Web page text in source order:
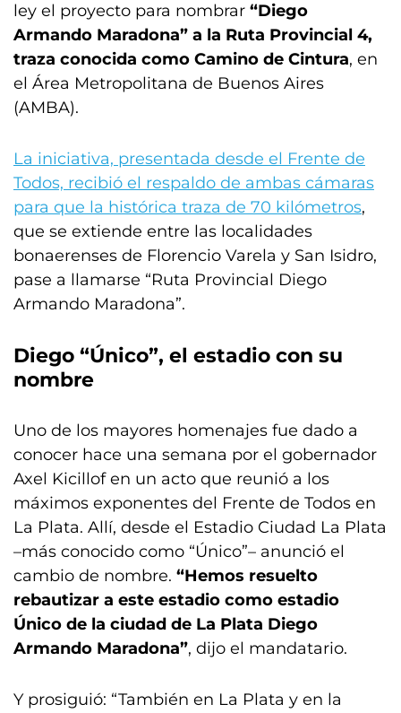
ley el proyecto para nombrar “Diego
Armando Maradona” a la Ruta Provincial 4,
traza conocida como Camino de Cintura, en
el Área Metropolitana de Buenos Aires
(AMBA).
La iniciativa, presentada desde el Frente de
Todos, recibió el respaldo de ambas cámaras
para que la histórica traza de 70 kilómetros,
que se extiende entre las localidades
bonaerenses de Florencio Varela y San Isidro,
pase a llamarse “Ruta Provincial Diego
Armando Maradona”.
Diego “Único”, el estadio con su
nombre
Uno de los mayores homenajes fue dado a
conocer hace una semana por el gobernador
Axel Kicillof en un acto que reunió a los
máximos exponentes del Frente de Todos en
La Plata. Allí, desde el Estadio Ciudad La Plata
–más conocido como “Único”– anunció el
cambio de nombre. “Hemos resuelto
rebautizar a este estadio como estadio
Único de la ciudad de La Plata Diego
Armando Maradona”, dijo el mandatario.
Y prosiguió: “También en La Plata y en la